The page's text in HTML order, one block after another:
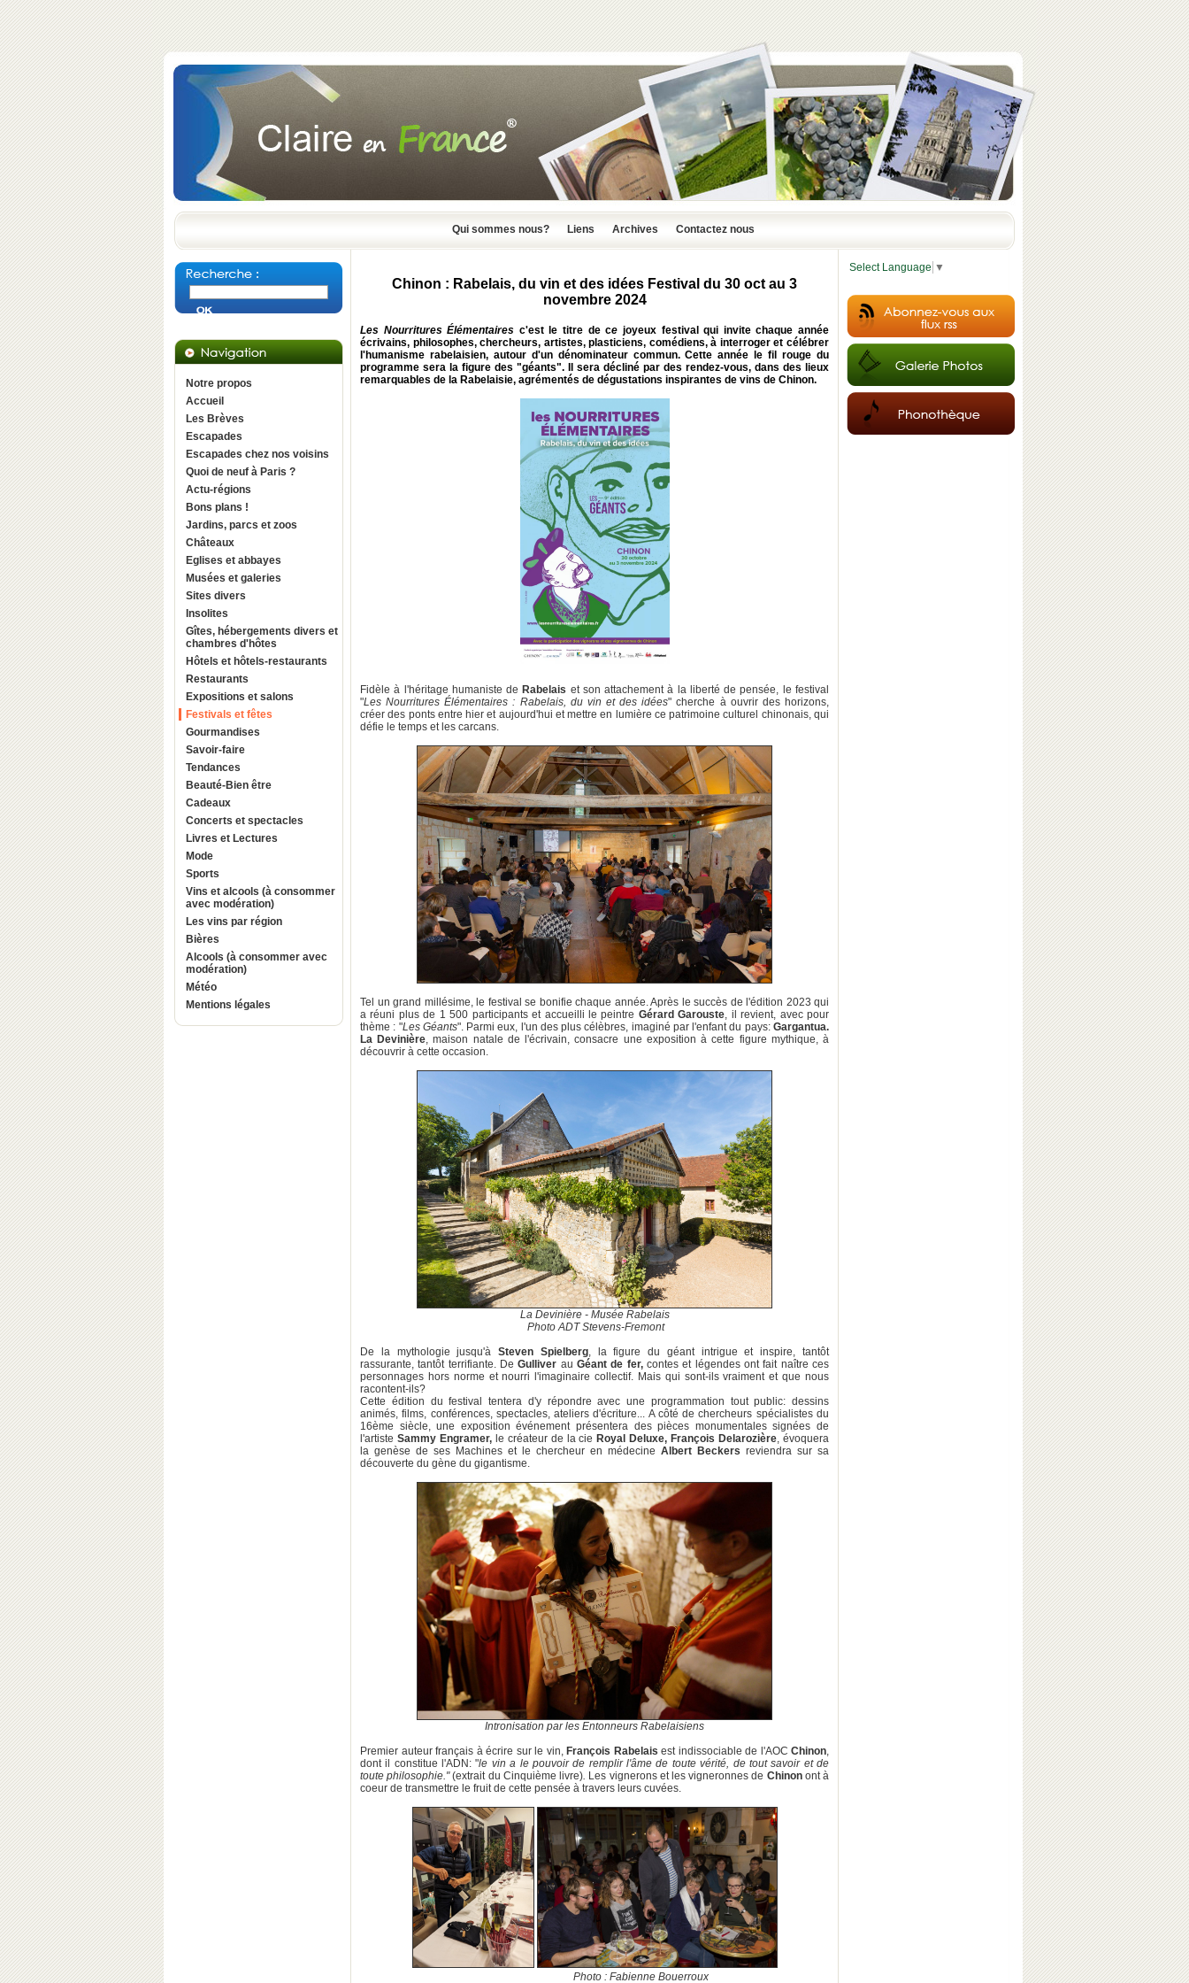
Qui sommes nous? Liens Archives Contactez nous
Notre propos
Accueil
Les Brèves
Escapades
Escapades chez nos voisins
Quoi de neuf à Paris ?
Actu-régions
Bons plans !
Jardins, parcs et zoos
Châteaux
Eglises et abbayes
Musées et galeries
Sites divers
Insolites
Gîtes, hébergements divers et
chambres d'hôtes
Hôtels et hôtels-restaurants
Restaurants
Expositions et salons
Festivals et fêtes
Gourmandises
Savoir-faire
Tendances
Beauté-Bien être
Cadeaux
Concerts et spectacles
Livres et Lectures
Mode
Sports
Vins et alcools (à consommer
avec modération)
Les vins par région
Bières
Alcools (à consommer avec
modération)
Météo
Mentions légales
Chinon : Rabelais, du vin et des idées Festival du 30 oct au 3
novembre 2024
Les Nourritures Élémentaires c'est le titre de ce joyeux festival qui invite chaque année
écrivains, philosophes, chercheurs, artistes, plasticiens, comédiens, à interroger et célébrer
l'humanisme rabelaisien, autour d'un dénominateur commun. Cette année le fil rouge du
programme sera la figure des "géants". Il sera décliné par des rendez-vous, dans des lieux
remarquables de la Rabelaisie, agrémentés de dégustations inspirantes de vins de Chinon.
Fidèle à l'héritage humaniste de Rabelais et son attachement à la liberté de pensée, le festival
"Les Nourritures Élémentaires : Rabelais, du vin et des idées" cherche à ouvrir des horizons,
créer des ponts entre hier et aujourd'hui et mettre en lumière ce patrimoine culturel chinonais, qui
défie le temps et les carcans.
Tel un grand millésime, le festival se bonifie chaque année. Après le succès de l'édition 2023 qui
a réuni plus de 1 500 participants et accueilli le peintre Gérard Garouste, il revient, avec pour
thème : "Les Géants". Parmi eux, l'un des plus célèbres, imaginé par l'enfant du pays:Gargantua.
La Devinière, maison natale de l'écrivain, consacre une exposition à cette figure mythique, à
découvrir à cette occasion.
La Devinière - Musée Rabelais
Photo ADT Stevens-Fremont
De la mythologie jusqu'àSteven Spielberg, la figure du géant intrigue et inspire, tantôt
rassurante, tantôt terrifiante. DeGulliver au Géant de fer,contes et légendes ont fait naître ces
personnages hors norme et nourri l'imaginaire collectif. Mais qui sont-ils vraiment et que nous
racontent-ils?
Cette édition du festival tentera d'y répondre avec une programmation tout public: dessins
animés, films, conférences, spectacles, ateliers d'écriture... A côté de chercheurs spécialistes du
16ème siècle, une exposition événement présentera des pièces monumentales signées de
l'artiste Sammy Engramer,le créateur de la cie Royal Deluxe, François Delarozière, évoquera
la genèse de ses Machines et le chercheur en médecine Albert Beckers reviendra sur sa
découverte du gène du gigantisme.
Intronisation par les Entonneurs Rabelaisiens
Premier auteur français à écrire sur le vin, François Rabelais est indissociable de l'AOC Chinon,
dont il constitue l'ADN: "le vin a le pouvoir de remplir l'âme de toute vérité, de tout savoir et de
toute philosophie."(extrait du Cinquième livre). Les vignerons et les vigneronnes de Chinonont à
coeur de transmettre le fruit de cette pensée à travers leurs cuvées.
Photo : Fabienne Bouerroux
Select Language ▼